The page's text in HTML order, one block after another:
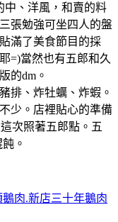
中、洋風，和賣的料
張勉強可坐四人的盤
滿了美食節目的採
=)當然也有五郎和久
的dm。
排、炸牡蠣、炸蝦。
少。店裡貼心的準備
次照著五郎點。五
。
鵝肉.新店三十年鵝肉